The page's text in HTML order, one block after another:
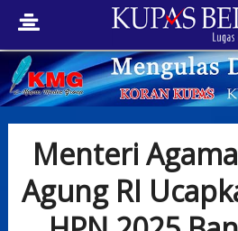
Menteri
Agung RI